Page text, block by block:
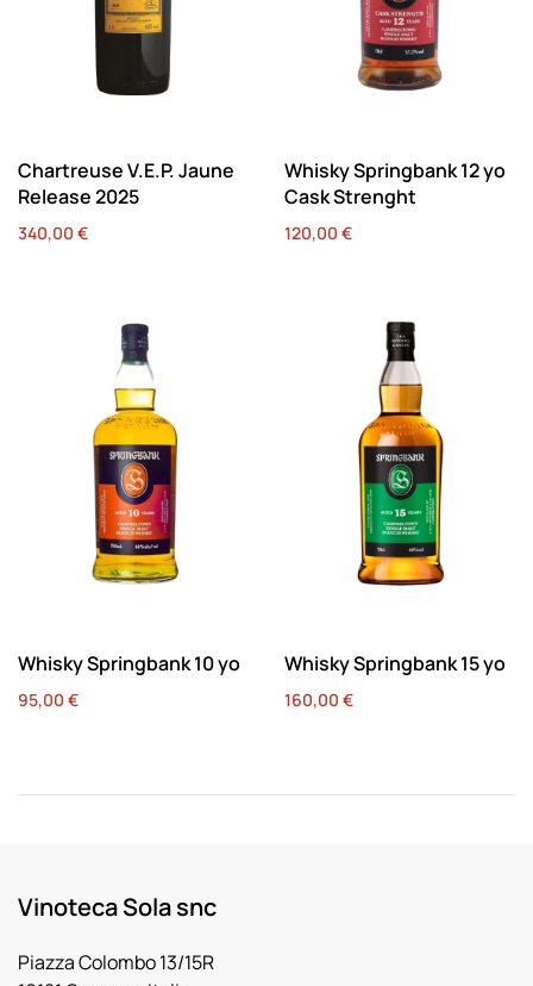
Chartreuse V.E.P. Jaune
Release 2025
340,00 €
Whisky Springbank 12 yo
Cask Strenght
120,00 €
Whisky Springbank 10 yo
95,00 €
Whisky Springbank 15 yo
160,00 €
Vinoteca Sola snc
Piazza Colombo 13/15R